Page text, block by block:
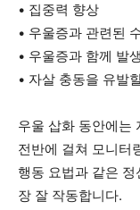
• 집중력 향상
• 우울증과 관련된
• 우울증과 함께 발
• 자살 충동을 유발
우울 삽화 동안에는
전반에 걸쳐 모니터
행동 요법과 같은
장 잘 작동합니다.